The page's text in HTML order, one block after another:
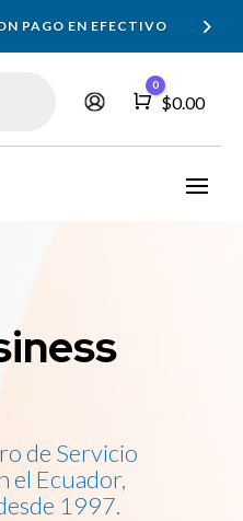
PAGO EN EFECTIVO
Carro
0
$0.00
de Servicio
el Ecuador,
1997.